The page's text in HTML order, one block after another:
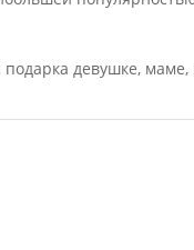
девушке, маме,